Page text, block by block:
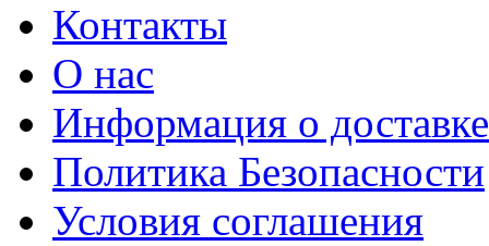
Контакты
О нас
Информация о доставке
Политика Безопасности
Условия соглашения